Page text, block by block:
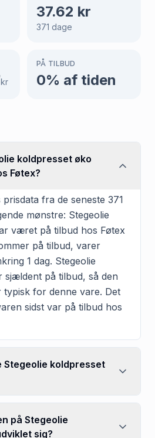
37.62 kr
371 dage
kr
PÅ TILBUD
0% af tiden
koldpresset øko
Føtex?
fra de seneste 371
mønstre: Stegeolie
været på tilbud hos Føtex
på tilbud, varer
1 dag. Stegeolie
sjældent på tilbud, så den
for denne vare. Det
sidst var på tilbud hos
Stegeolie koldpresset
på Stegeolie
sig?